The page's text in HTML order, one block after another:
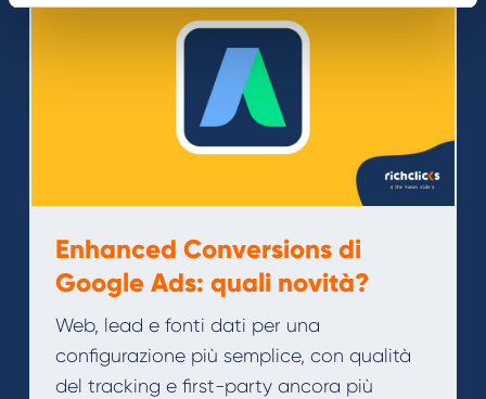
Enhanced Conversions di
Google Ads: quali novità?
Web, lead e fonti dati per una
configurazione più semplice, con qualità
del tracking e first-party ancora più